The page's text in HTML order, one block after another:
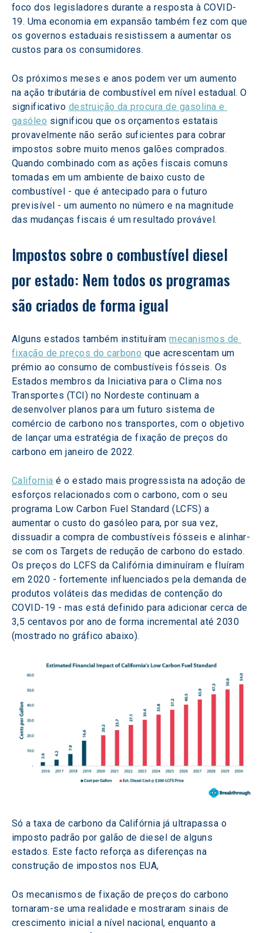
foco dos legisladores durante a resposta à COVID-
19. Uma economia em expansão também fez com que
os governos estaduais resistissem a aumentar os
custos para os consumidores.
Os próximos meses e anos podem ver um aumento
na ação tributária de combustível em nível estadual. O
significativo destruição da procura de gasolina e
gasóleo significou que os orçamentos estatais
provavelmente não serão suficientes para cobrar
impostos sobre muito menos galões comprados.
Quando combinado com as ações fiscais comuns
tomadas em um ambiente de baixo custo de
combustível - que é antecipado para o futuro
previsível - um aumento no número e na magnitude
das mudanças fiscais é um resultado provável.
Impostos sobre o combustível diesel
por estado: Nem todos os programas
são criados de forma igual
Alguns estados também instituíram mecanismos de
fixação de preços do carbono que acrescentam um
prémio ao consumo de combustíveis fósseis. Os
Estados membros da Iniciativa para o Clima nos
Transportes (TCI) no Nordeste continuam a
desenvolver planos para um futuro sistema de
comércio de carbono nos transportes, com o objetivo
de lançar uma estratégia de fixação de preços do
carbono em janeiro de 2022.
California é o estado mais progressista na adoção de
esforços relacionados com o carbono, com o seu
programa Low Carbon Fuel Standard (LCFS) a
aumentar o custo do gasóleo para, por sua vez,
dissuadir a compra de combustíveis fósseis e alinhar-
se com os Targets de redução de carbono do estado.
Os preços do LCFS da Califórnia diminuíram e fluíram
em 2020 - fortemente influenciados pela demanda de
produtos voláteis das medidas de contenção do
COVID-19 - mas está definido para adicionar cerca de
3,5 centavos por ano de forma incremental até 2030
(mostrado no gráfico abaixo).
Só a taxa de carbono da Califórnia já ultrapassa o
imposto padrão por galão de diesel de alguns
estados. Este facto reforça as diferenças na
construção de impostos nos EUA,
Os mecanismos de fixação de preços do carbono
tornaram-se uma realidade e mostraram sinais de
crescimento inicial a nível nacional, enquanto a